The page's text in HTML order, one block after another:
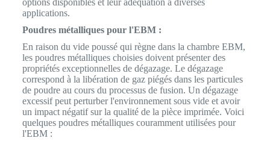
applications.
Poudres métalliques pour l'EBM :
En raison du vide poussé qui règne dans la chambre EBM,
les poudres métalliques choisies doivent présenter des
propriétés exceptionnelles de dégazage. Le dégazage
correspond à la libération de gaz piégés dans les particules
de poudre au cours du processus de fusion. Un dégazage
excessif peut perturber l'environnement sous vide et avoir
un impact négatif sur la qualité de la pièce imprimée. Voici
quelques poudres métalliques couramment utilisées pour
l'EBM :